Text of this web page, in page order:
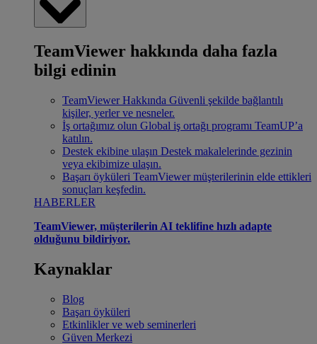
TeamViewer hakkında daha fazla
bilgi edinin
TeamViewer Hakkında Güvenli şekilde bağlantılı
kişiler, yerler ve nesneler.
İş ortağımız olun Global iş ortağı programı TeamUP’a
katılın.
Destek ekibine ulaşın Destek makalelerinde gezinin
veya ekibimize ulaşın.
Başarı öyküleri TeamViewer müşterilerinin elde ettikleri
sonuçları keşfedin.
HABERLER
TeamViewer, müşterilerin AI teklifine hızlı adapte
olduğunu bildiriyor.
Kaynaklar
Blog
Başarı öyküleri
Etkinlikler ve web seminerleri
Güven Merkezi